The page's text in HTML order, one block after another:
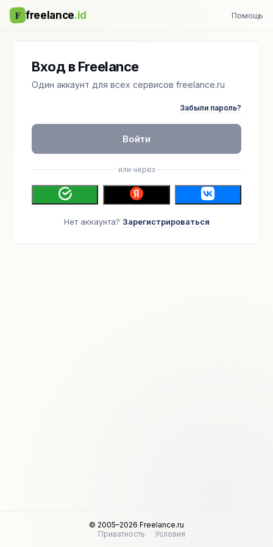
F freelance.id Помощь
Вход в Freelance
Один аккаунт для всех сервисов freelance.ru
Забыли пароль?
Войти
или через
Нет аккаунта? Зарегистрироваться
© 2005–2026 Freelance.ru
Приватность
Условия